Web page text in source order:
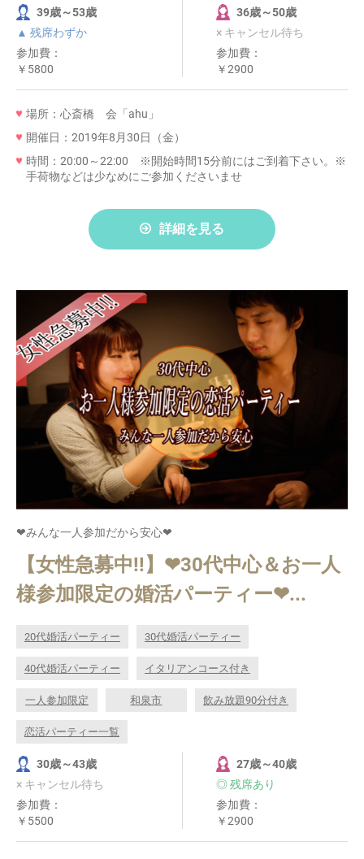
39歳～53歳
▲ 残席わずか
参加費：
￥5800
36歳～50歳
× キャンセル待ち
参加費：
￥2900
場所：心斎橋 会「ahu」
開催日：2019年8月30日（金）
時間：20:00～22:00 ※開始時間15分前にはご到着下さい。※
手荷物などは少なめにご参加くださいませ
詳細を見る
❤みんな一人参加だから安心❤
【女性急募中!!】❤30代中心＆お一人
様参加限定の婚活パーティー❤...
20代婚活パーティー 30代婚活パーティー
40代婚活パーティー イタリアンコース付き
一人参加限定 和泉市 飲み放題90分付き
恋活パーティー一覧
30歳～43歳
× キャンセル待ち
参加費：
￥5500
27歳～40歳
◎ 残席あり
参加費：
￥2900